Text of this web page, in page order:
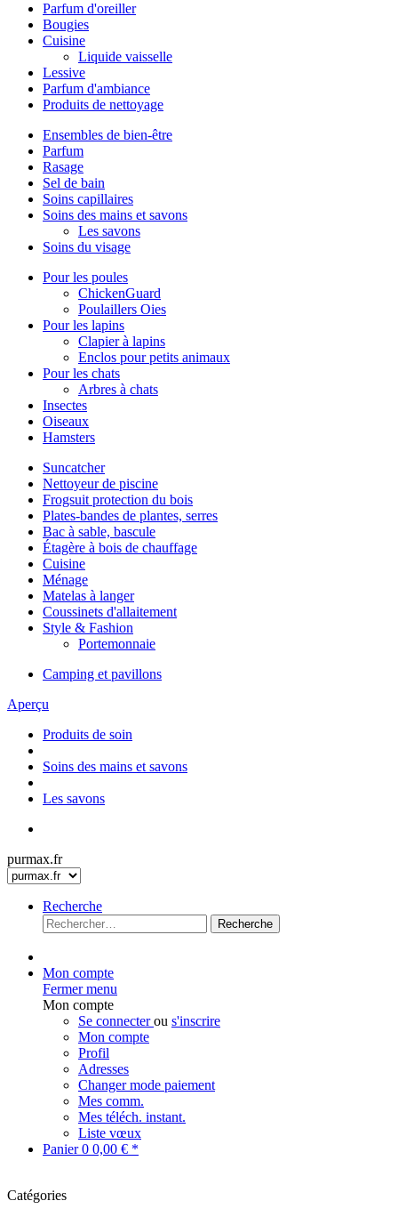
Parfum d'oreiller
Bougies
Cuisine
Liquide vaisselle
Lessive
Parfum d'ambiance
Produits de nettoyage
Ensembles de bien-être
Parfum
Rasage
Sel de bain
Soins capillaires
Soins des mains et savons
Les savons
Soins du visage
Pour les poules
ChickenGuard
Poulaillers Oies
Pour les lapins
Clapier à lapins
Enclos pour petits animaux
Pour les chats
Arbres à chats
Insectes
Oiseaux
Hamsters
Suncatcher
Nettoyeur de piscine
Frogsuit protection du bois
Plates-bandes de plantes, serres
Bac à sable, bascule
Étagère à bois de chauffage
Cuisine
Ménage
Matelas à langer
Coussinets d'allaitement
Style & Fashion
Portemonnaie
Camping et pavillons
Aperçu
Produits de soin
Soins des mains et savons
Les savons
purmax.fr
Recherche
Recherche
Mon compte
Fermer menu
Mon compte
Se connecterou s'inscrire
Mon compte
Profil
Adresses
Changer mode paiement
Mes comm.
Mes téléch. instant.
Liste vœux
Panier0 0,00 € *
Catégories